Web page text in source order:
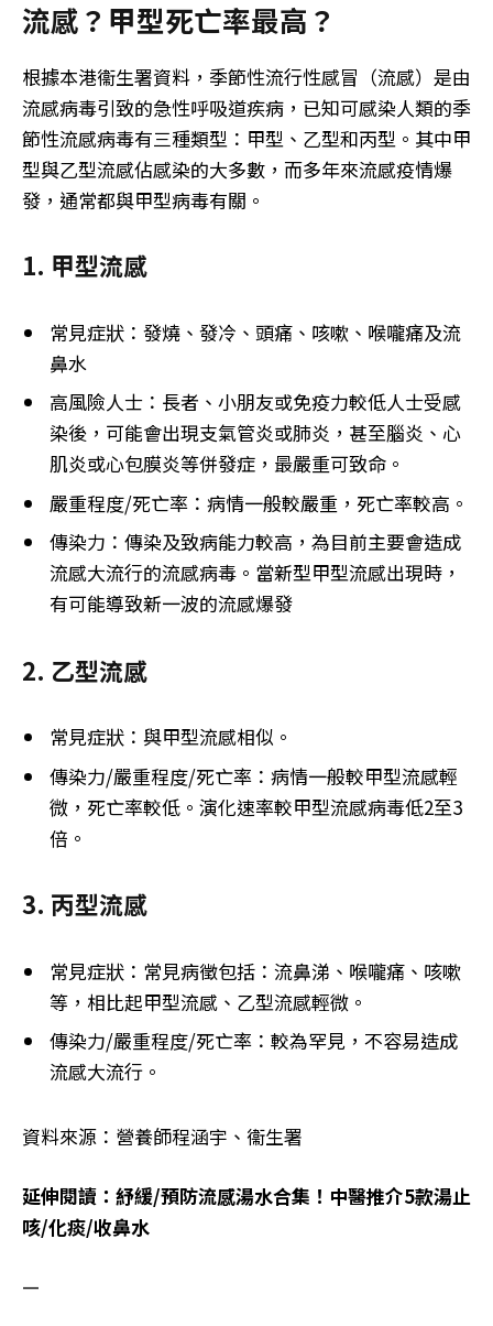
流感？甲型死亡率最高？
根據本港衞生署資料，季節性流行性感冒（流感）是由
流感病毒引致的急性呼吸道疾病，已知可感染人類的季
節性流感病毒有三種類型：甲型、乙型和丙型。其中甲
型與乙型流感佔感染的大多數，而多年來流感疫情爆
發，通常都與甲型病毒有關。
1. 甲型流感
常見症狀：發燒、發冷、頭痛、咳嗽、喉嚨痛及流
鼻水
高風險人士：長者、小朋友或免疫力較低人士受感
染後，可能會出現支氣管炎或肺炎，甚至腦炎、心
肌炎或心包膜炎等併發症，最嚴重可致命。
嚴重程度/死亡率：病情一般較嚴重，死亡率較高。
傳染力：傳染及致病能力較高，為目前主要會造成
流感大流行的流感病毒。當新型甲型流感出現時，
有可能導致新一波的流感爆發
2. 乙型流感
常見症狀：與甲型流感相似。
傳染力/嚴重程度/死亡率：病情一般較甲型流感輕
微，死亡率較低。演化速率較甲型流感病毒低2至3
倍。
3. 丙型流感
常見症狀：常見病徵包括：流鼻涕、喉嚨痛、咳嗽
等，相比起甲型流感、乙型流感輕微。
傳染力/嚴重程度/死亡率：較為罕見，不容易造成
流感大流行。
資料來源：營養師程涵宇、衞生署
延伸閱讀：紓緩/預防流感湯水合集！中醫推介5款湯止
咳/化痰/收鼻水
—